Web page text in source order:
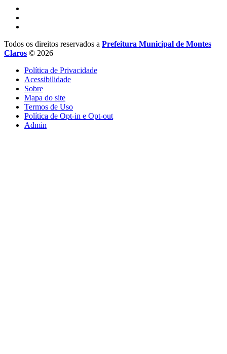
Todos os direitos reservados a Prefeitura Municipal de Montes
Claros © 2026
Política de Privacidade
Acessibilidade
Sobre
Mapa do site
Termos de Uso
Política de Opt-in e Opt-out
Admin